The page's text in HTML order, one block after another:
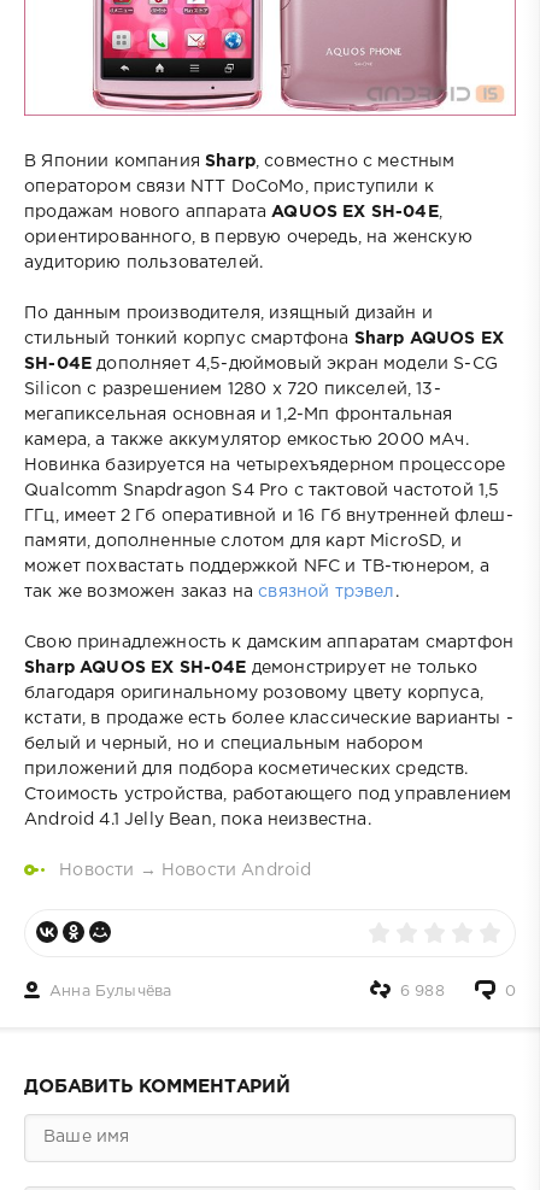
В Японии компанияSharp, совместно с местным
оператором связи NTT DoCoMo, приступили к
продажам нового аппарата AQUOS EX SH-04E,
ориентированного, в первую очередь, на женскую
аудиторию пользователей.
По данным производителя, изящный дизайн и
стильный тонкий корпус смартфона Sharp AQUOS EX
SH-04E дополняет 4,5-дюймовый экран модели S-CG
Silicon с разрешением 1280 х 720 пикселей, 13-
мегапиксельная основная и 1,2-Мп фронтальная
камера, а также аккумулятор емкостью 2000 мАч.
Новинка базируется на четырехъядерном процессоре
Qualcomm Snapdragon S4 Pro с тактовой частотой 1,5
ГГц, имеет 2 Гб оперативной и 16 Гб внутренней флеш-
памяти, дополненные слотом для карт MicroSD, и
может похвастать поддержкой NFC и ТВ-тюнером, а
так же возможен заказ насвязной трэвел .
Свою принадлежность к дамским аппаратам смартфон
Sharp AQUOS EX SH-04E демонстрирует не только
благодаря оригинальному розовому цвету корпуса,
кстати, в продаже есть более классические варианты -
белый и черный, но и специальным набором
приложений для подбора косметических средств.
Стоимость устройства, работающего под управлением
Android 4.1 Jelly Bean, пока неизвестна.
Новости → Новости Android
Анна Булычёва 0
6 988
ДОБАВИТЬ КОММЕНТАРИЙ